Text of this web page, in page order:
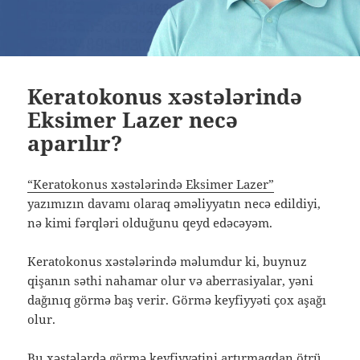
Keratokonus xəstələrində
Eksimer Lazer necə
aparılır?
“Keratokonus xəstələrində Eksimer Lazer”
yazımızın davamı olaraq əməliyyatın necə edildiyi,
nə kimi fərqləri olduğunu qeyd edəcəyəm.
Keratokonus xəstələrində məlumdur ki, buynuz
qişanın səthi nahamar olur və aberrasiyalar, yəni
dağınıq görmə baş verir. Görmə keyfiyyəti çox aşağı
olur.